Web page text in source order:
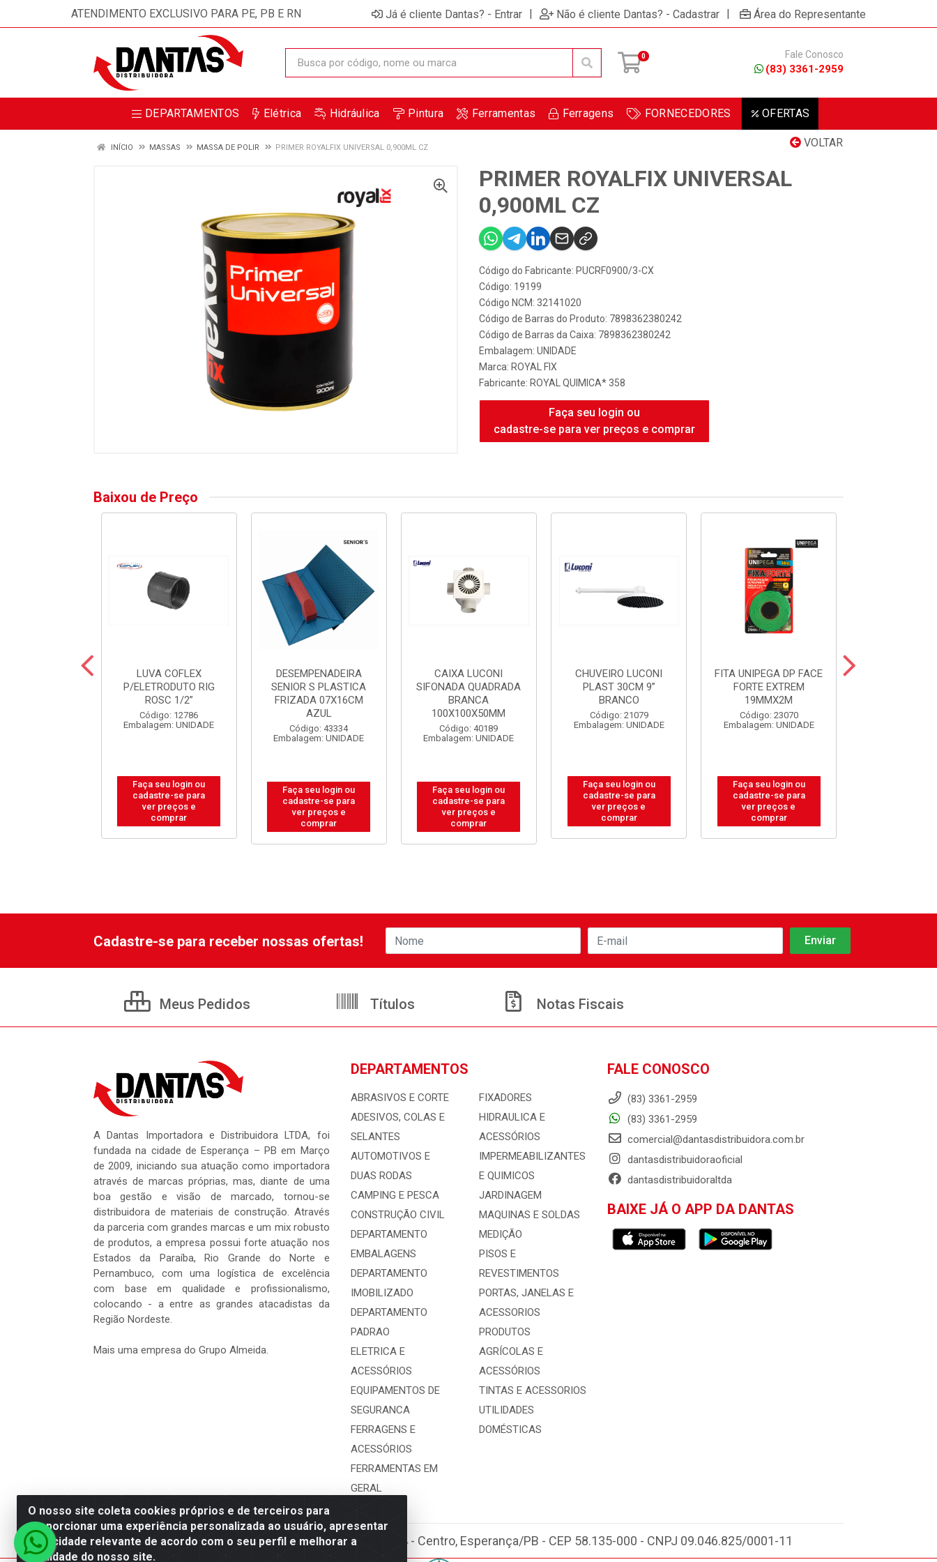
ATENDIMENTO EXCLUSIVO PARA PE, PB E RN Já é cliente Dantas? - Entrar | Não é cliente Dantas? - Cadastrar | Área do Representante
0 Fale Conosco
(83) 3361-2959
DEPARTAMENTOS Elétrica Hidráulica Pintura Ferramentas Ferragens FORNECEDORES OFERTAS
VOLTAR
INÍCIO MASSAS MASSA DE POLIR PRIMER ROYALFIX UNIVERSAL 0,900ML CZ
PRIMER ROYALFIX UNIVERSAL
0,900ML CZ
Código do Fabricante: PUCRF0900/3-CX
Código: 19199
Código NCM: 32141020
Código de Barras do Produto: 7898362380242
Código de Barras da Caixa: 7898362380242
Embalagem: UNIDADE
Marca: ROYAL FIX
Fabricante: ROYAL QUIMICA* 358
Faça seu login ou
cadastre-se para ver preços e comprar
Baixou de Preço
LUVA COFLEX
P/ELETRODUTO RIG
ROSC 1/2”
Código: 12786
Embalagem: UNIDADE
Faça seu login ou
cadastre-se para
ver preços e
comprar
DESEMPENADEIRA
SENIOR S PLASTICA
FRIZADA 07X16CM
AZUL
Código: 43334
Embalagem: UNIDADE
Faça seu login ou
cadastre-se para
ver preços e
comprar
CAIXA LUCONI
SIFONADA QUADRADA
BRANCA
100X100X50MM
Código: 40189
Embalagem: UNIDADE
Faça seu login ou
cadastre-se para
ver preços e
comprar
CHUVEIRO LUCONI
PLAST 30CM 9”
BRANCO
Código: 21079
Embalagem: UNIDADE
Faça seu login ou
cadastre-se para
ver preços e
comprar
FITA UNIPEGA DP FACE
FORTE EXTREM
19MMX2M
Código: 23070
Embalagem: UNIDADE
Faça seu login ou
cadastre-se para
ver preços e
comprar
O nosso site coleta cookies próprios e de terceiros para
proporcionar uma experiência personalizada ao usuário, apresentar
publicidade relevante de acordo com o seu perfil e melhorar a
qualidade do nosso site.
Cadastre-se para receber nossas ofertas!
Meus Pedidos Títulos Notas Fiscais
A Dantas Importadora e Distribuidora LTDA, foi
fundada na cidade de Esperança – PB em Março
de 2009, iniciando sua atuação como importadora
através de marcas próprias, mas, diante de uma
boa gestão e visão de marcado, tornou-se
distribuidora de materiais de construção. Através
da parceria com grandes marcas e um mix robusto
de produtos, a empresa possui forte atuação nos
Estados da Paraíba, Rio Grande do Norte e
Pernambuco, com uma logística de excelência
com base em qualidade e profissionalismo,
colocando - a entre as grandes atacadistas da
Região Nordeste.
Mais uma empresa do Grupo Almeida.
DEPARTAMENTOS
ABRASIVOS E CORTE
ADESIVOS, COLAS E
SELANTES
AUTOMOTIVOS E
DUAS RODAS
CAMPING E PESCA
CONSTRUÇÃO CIVIL
DEPARTAMENTO
EMBALAGENS
DEPARTAMENTO
IMOBILIZADO
DEPARTAMENTO
PADRAO
ELETRICA E
ACESSÓRIOS
EQUIPAMENTOS DE
SEGURANCA
FERRAGENS E
ACESSÓRIOS
FERRAMENTAS EM
GERAL
FIXADORES
HIDRAULICA E
ACESSÓRIOS
IMPERMEABILIZANTES
E QUIMICOS
JARDINAGEM
MAQUINAS E SOLDAS
MEDIÇÃO
PISOS E
REVESTIMENTOS
PORTAS, JANELAS E
ACESSORIOS
PRODUTOS
AGRÍCOLAS E
ACESSÓRIOS
TINTAS E ACESSORIOS
UTILIDADES
DOMÉSTICAS
FALE CONOSCO
(83) 3361-2959
(83) 3361-2959
comercial@dantasdistribuidora.com.br
dantasdistribuidoraoficial
dantasdistribuidoraltda
BAIXE JÁ O APP DA DANTAS
Dantas Distribuidora - Rua Sebastião Araújo, 404 - Centro, Esperança/PB - CEP 58.135-000 - CNPJ 09.046.825/0001-11